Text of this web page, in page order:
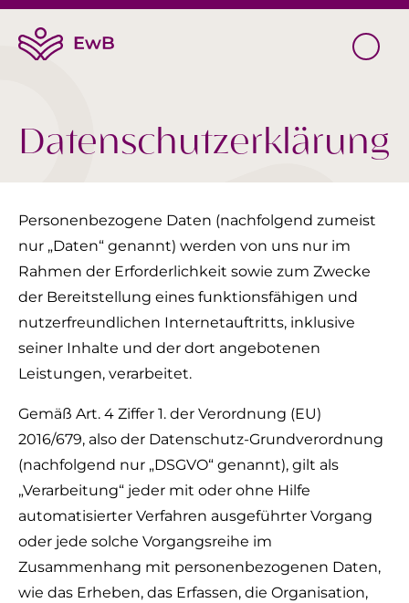
Datenschutzerklärung
Personenbezogene Daten (nachfolgend zumeist
nur „Daten“ genannt) werden von uns nur im
Rahmen der Erforderlichkeit sowie zum Zwecke
der Bereitstellung eines funktionsfähigen und
nutzerfreundlichen Internetauftritts, inklusive
seiner Inhalte und der dort angebotenen
Leistungen, verarbeitet.
Gemäß Art. 4 Ziffer 1. der Verordnung (EU)
2016/679, also der Datenschutz-Grundverordnung
(nachfolgend nur „DSGVO“ genannt), gilt als
„Verarbeitung“ jeder mit oder ohne Hilfe
automatisierter Verfahren ausgeführter Vorgang
oder jede solche Vorgangsreihe im
Zusammenhang mit personenbezogenen Daten,
wie das Erheben, das Erfassen, die Organisation,